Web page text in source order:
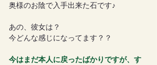
奥様のお陰で入手出来た石です♪
あの、彼女は？
今どんな感じになってます？？
今はまだ本人に戻ったばかりですが、す